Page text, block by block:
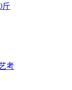
斤
考